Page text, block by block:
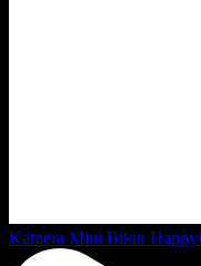
Kamera Mini Bikin